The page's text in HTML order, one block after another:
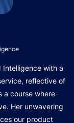
Intelligence with a
reflective of
a course where
Her unwavering
our product